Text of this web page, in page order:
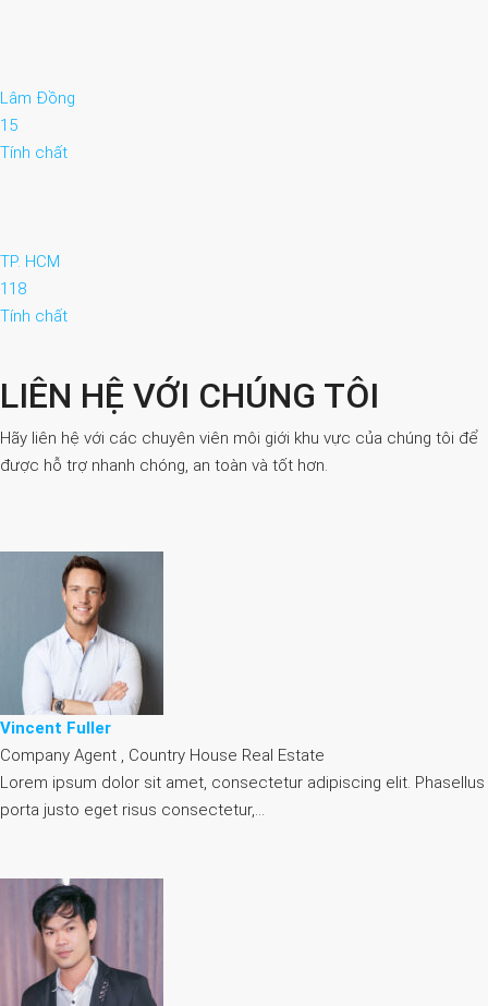
Lâm Đồng
15
Tính chất
TP. HCM
118
Tính chất
LIÊN HỆ VỚI CHÚNG TÔI
Hãy liên hệ với các chuyên viên môi giới khu vực của chúng tôi để
được hỗ trợ nhanh chóng, an toàn và tốt hơn.
Vincent Fuller
Company Agent , Country House Real Estate
Lorem ipsum dolor sit amet, consectetur adipiscing elit. Phasellus
porta justo eget risus consectetur,…